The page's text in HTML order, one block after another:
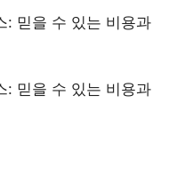
: 믿을 수 있는 비용과
: 믿을 수 있는 비용과